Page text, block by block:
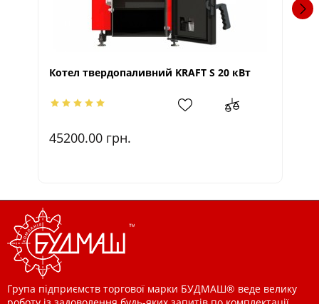
Котел твердопаливний KRAFT S 20 кВт
45200.00 грн.
Група підприємств торгової марки БУДМАШ® веде велику